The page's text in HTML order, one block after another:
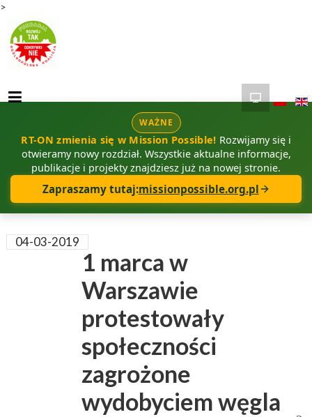
>
WAŻNE
RT-ON zmienia się w Mission Possible! Rozwijamy się i
otwieramy nowy rozdział. Wszystkie aktualne informacje,
publikacje i projekty znajdziesz już na nowej stronie.
Zapraszamy tutaj:missionpossible.org.pl
04-03-2019
1 marca w
Warszawie
protestowały
społeczności
zagrożone
wydobyciem węgla